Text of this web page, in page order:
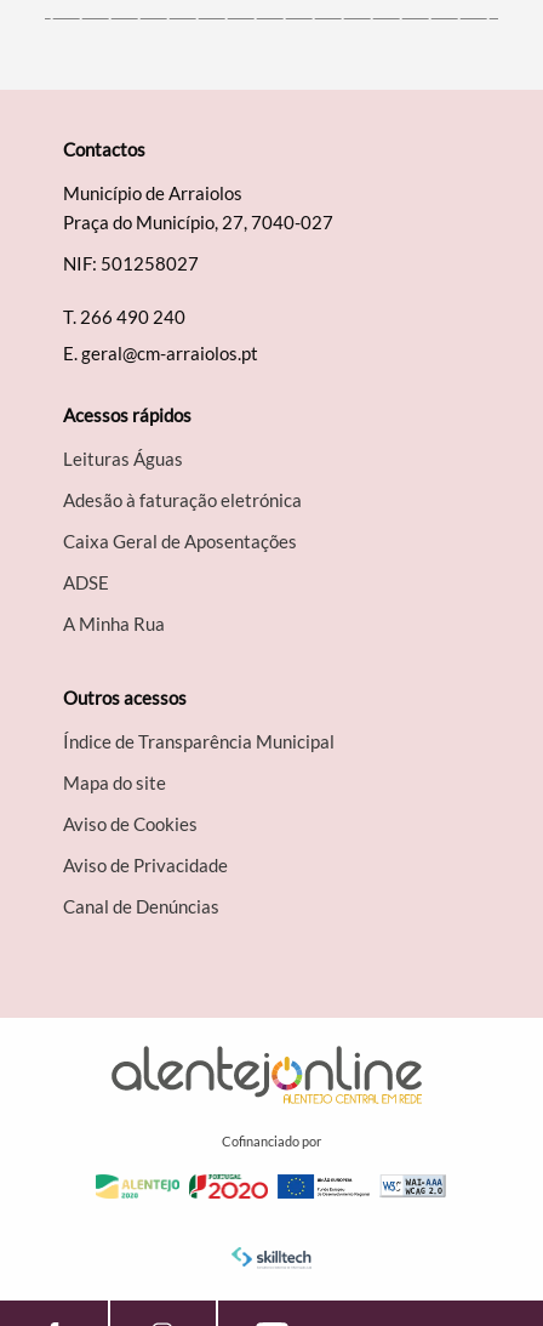
Contactos
Município de Arraiolos
Praça do Município, 27, 7040-027
NIF: 501258027
T. 266 490 240
E.geral@cm-arraiolos.pt
Acessos rápidos
Leituras Águas
Adesão à faturação eletrónica
Caixa Geral de Aposentações
A​DSE
A Minha Rua
Outros acessos
Índice de Transparência Municipal
Mapa do site
Aviso de Cookies
Aviso de Privacidade
Canal de Denúncias
Cofinanciado por